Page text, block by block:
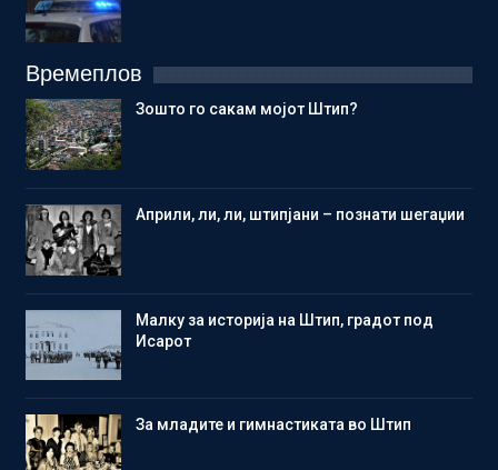
Времеплов
Зошто го сакам мојот Штип?
Aприли, ли, ли, штипјани – познати шегаџии
Малку за историја на Штип, градот под
Исарот
Зa младите и гимнастиката во Штип